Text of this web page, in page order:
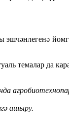
темалар да
ашыру.